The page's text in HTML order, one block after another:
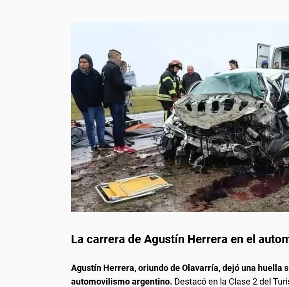
La carrera de Agustín Herrera en el
Agustín Herrera, oriundo de Olavarría, dejó una huella
automovilismo argentino. Destacó en la Clase 2 del